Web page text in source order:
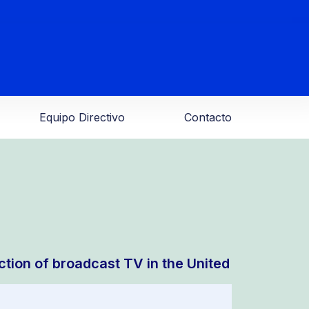
Equipo Directivo Contacto
of broadcast TV in the United